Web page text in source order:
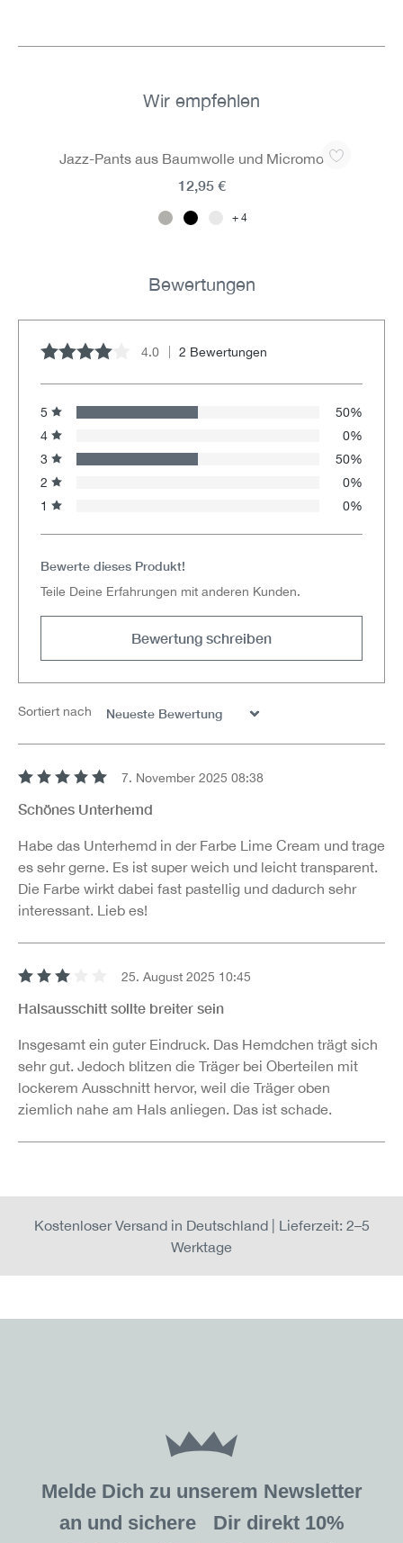
Wir empfehlen
Jazz-Pants aus Baumwolle und Micromodal
4
12,95 €
Bewertungen
Durchschnittliche Bewertung von 4 von 5 Sternen
4.0 2 Bewertungen
Sortiert nach
5
50%
4
0%
3
50%
2
0%
1
0%
Bewerte dieses Produkt!
Teile Deine Erfahrungen mit anderen Kunden.
Bewertung schreiben
7. November 2025 08:38
Schönes Unterhemd
Habe das Unterhemd in der Farbe Lime Cream und trage
es sehr gerne. Es ist super weich und leicht transparent.
Die Farbe wirkt dabei fast pastellig und dadurch sehr
interessant. Lieb es!
25. August 2025 10:45
Halsausschitt sollte breiter sein
Insgesamt ein guter Eindruck. Das Hemdchen trägt sich
sehr gut. Jedoch blitzen die Träger bei Oberteilen mit
lockerem Ausschnitt hervor, weil die Träger oben
ziemlich nahe am Hals anliegen. Das ist schade.
Kostenloser Versand in Deutschland | Lieferzeit: 2–5
Werktage
Melde Dich zu unserem Newsletter
an und sichere Dir direkt 10%